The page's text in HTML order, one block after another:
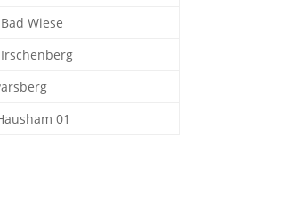
Wiese
Irschenberg
01